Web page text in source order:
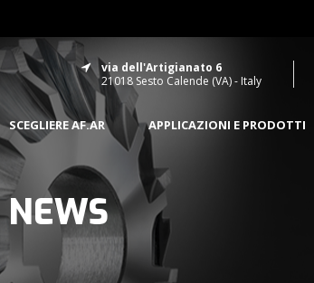
via dell'Artigianato 6
21018 Sesto Calende (VA) - Italy
SCEGLIERE AF.AR APPLICAZIONI E PRODOTTI
NEWS